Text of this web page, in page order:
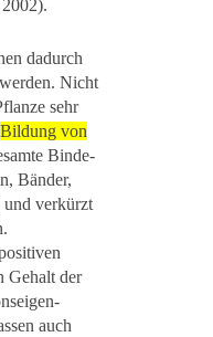
dadurch
Nicht
sehr
Bildung von
Binde-
Bänder,
und verkürzt
Gehalt der
auch